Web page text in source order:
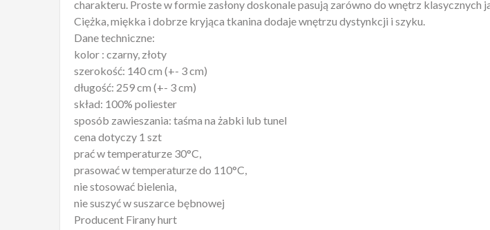
charakteru. Proste w formie zasłony doskonale pasują zarówno do wnętrz klasycznych
Ciężka, miękka i dobrze kryjąca tkanina dodaje wnętrzu dystynkcji i szyku.
Dane techniczne:
kolor : czarny, złoty
szerokość: 140 cm (+- 3 cm)
długość: 259 cm (+- 3 cm)
skład: 100% poliester
sposób zawieszania: taśma na żabki lub tunel
cena dotyczy 1 szt
prać w temperaturze 30°C,
prasować w temperaturze do 110°C,
nie stosować bielenia,
nie suszyć w suszarce bębnowej
Producent Firany hurt